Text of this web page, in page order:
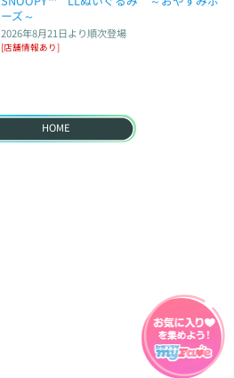
ーズ～
2026年8月21日より順次登場
[店舗情報あり]
HOME